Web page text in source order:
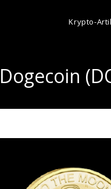
Krypto-